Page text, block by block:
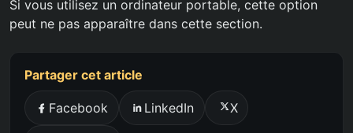
Si vous utilisez un ordinateur portable, cette option
peut ne pas apparaître dans cette section.
Partager cet article
Facebook LinkedIn X